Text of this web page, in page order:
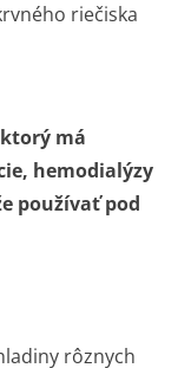
riečiska
má
hemodialýzy
používať pod
rôznych